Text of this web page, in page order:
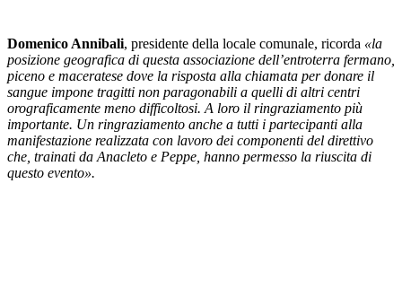
Domenico Annibali, presidente della locale comunale, ricorda «la
posizione geografica di questa associazione dell’entroterra fermano,
piceno e maceratese dove la risposta alla chiamata per donare il
sangue impone tragitti non paragonabili a quelli di altri centri
orograficamente meno difficoltosi. A loro il ringraziamento più
importante. Un ringraziamento anche a tutti i partecipanti alla
manifestazione realizzata con lavoro dei componenti del direttivo
che, trainati da Anacleto e Peppe, hanno permesso la riuscita di
questo evento».